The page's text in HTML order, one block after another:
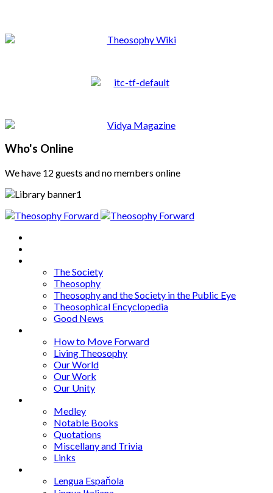
Who's Online
We have 12 guests and no members online
The Society
Theosophy
Theosophy and the Society in the Public Eye
Theosophical Encyclopedia
Good News
How to Move Forward
Living Theosophy
Our World
Our Work
Our Unity
Medley
Notable Books
Quotations
Miscellany and Trivia
Links
Lengua Espaňola